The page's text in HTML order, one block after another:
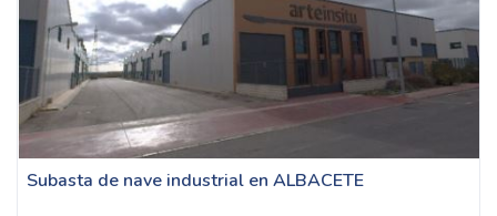
Subasta de nave industrial en ALBACETE